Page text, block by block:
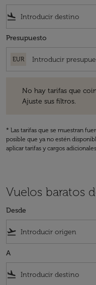
flight_land
Presupuesto
EUR
No hay tarifas que
Ajuste sus filtros.
* Las tarifas que se muestran
posible que ya no estén
aplicar tarifas y cargos
Vuelos baratos
Desde
flight_takeoff
A
flight_land